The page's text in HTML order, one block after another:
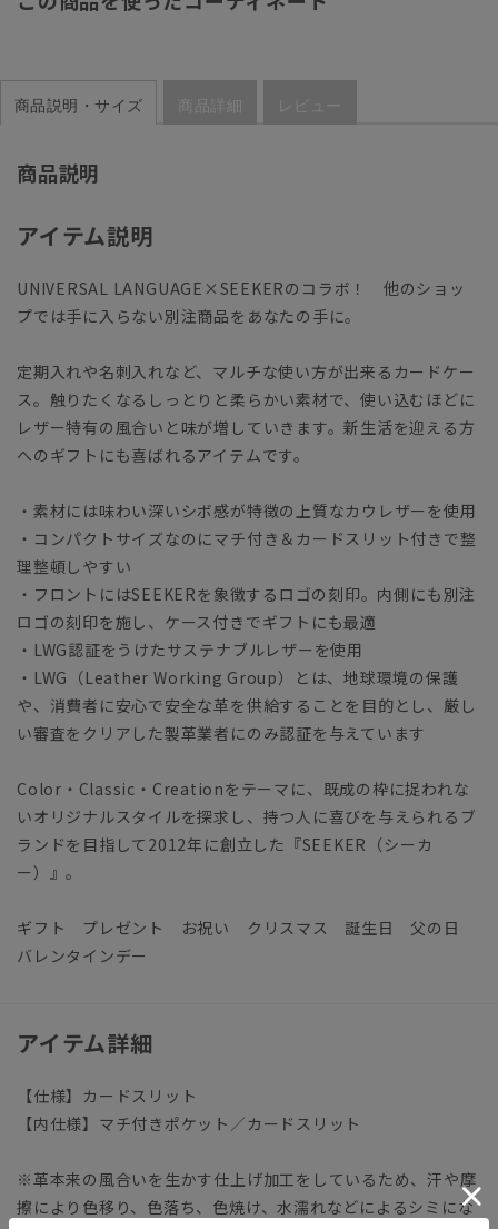
商品説明・サイズ 商品詳細 レビュー
商品説明
アイテム説明
UNIVERSAL LANGUAGE×SEEKERのコラボ！ 他のショッ
プでは手に入らない別注商品をあなたの手に。
定期入れや名刺入れなど、マルチな使い方が出来るカードケー
ス。触りたくなるしっとりと柔らかい素材で、使い込むほどに
レザー特有の風合いと味が増していきます。新生活を迎える方
へのギフトにも喜ばれるアイテムです。
・素材には味わい深いシボ感が特徴の上質なカウレザーを使用
・コンパクトサイズなのにマチ付き＆カードスリット付きで整
理整頓しやすい
・フロントにはSEEKERを象徴するロゴの刻印。内側にも別注
ロゴの刻印を施し、ケース付きでギフトにも最適
・LWG認証をうけたサステナブルレザーを使用
・LWG（Leather Working Group）とは、地球環境の保護
や、消費者に安心で安全な革を供給することを目的とし、厳し
い審査をクリアした製革業者にのみ認証を与えています
Color・Classic・Creationをテーマに、既成の枠に捉われな
いオリジナルスタイルを探求し、持つ人に喜びを与えられるブ
ランドを目指して2012年に創立した『SEEKER（シーカ
ー）』。
ギフト プレゼント お祝い クリスマス 誕生日 父の日
バレンタインデー
アイテム詳細
【仕様】カードスリット
【内仕様】マチ付きポケット／カードスリット
※革本来の風合いを生かす仕上げ加工をしているため、汗や摩
擦により色移り、色落ち、色焼け、水濡れなどによるシミにな